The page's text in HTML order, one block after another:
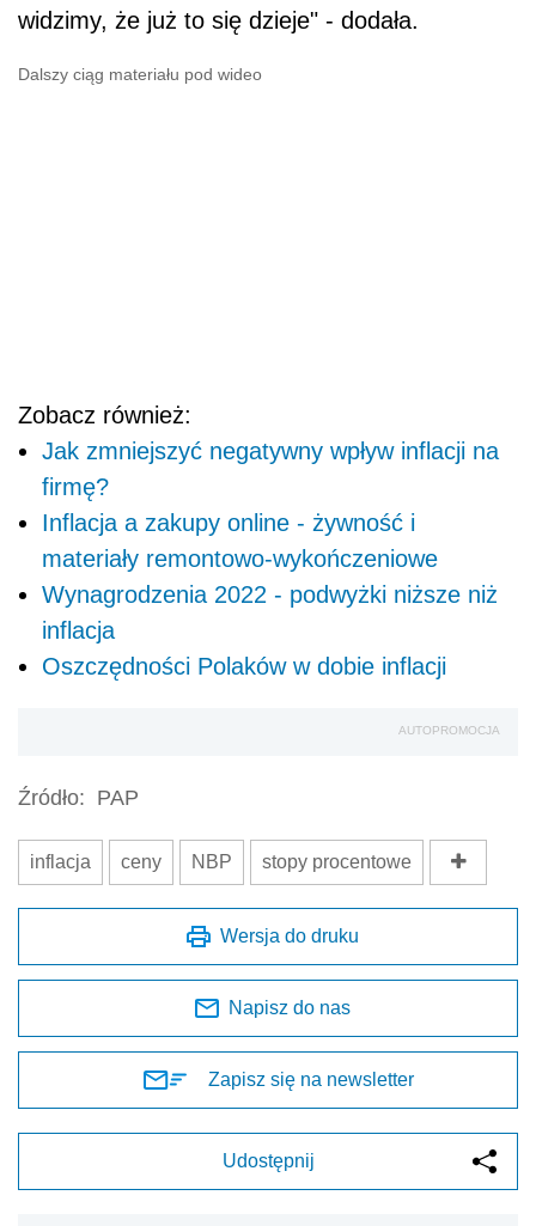
widzimy, że już to się dzieje" - dodała.
Dalszy ciąg materiału pod wideo
Zobacz również:
Jak zmniejszyć negatywny wpływ inflacji na
firmę?
Inflacja a zakupy online - żywność i
materiały remontowo-wykończeniowe
Wynagrodzenia 2022 - podwyżki niższe niż
inflacja
Oszczędności Polaków w dobie inflacji
AUTOPROMOCJA
Źródło: PAP
inflacja ceny NBP stopy procentowe
Wersja do druku
Napisz do nas
Zapisz się na newsletter
Udostępnij